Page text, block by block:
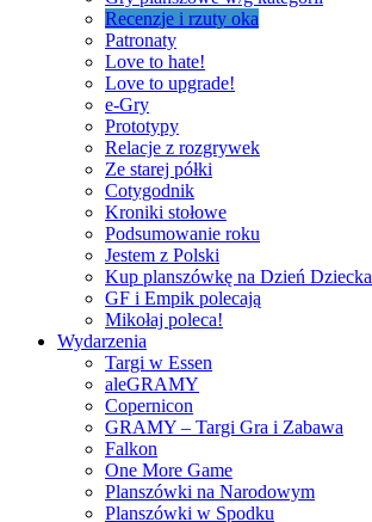
Recenzje i rzuty oka
Patronaty
Love to hate!
Love to upgrade!
e-Gry
Prototypy
Relacje z rozgrywek
Ze starej półki
Cotygodnik
Kroniki stołowe
Podsumowanie roku
Jestem z Polski
Kup planszówkę na Dzień Dziecka
GF i Empik polecają
Mikołaj poleca!
Wydarzenia
Targi w Essen
aleGRAMY
Copernicon
GRAMY – Targi Gra i Zabawa
Falkon
One More Game
Planszówki na Narodowym
Planszówki w Spodku